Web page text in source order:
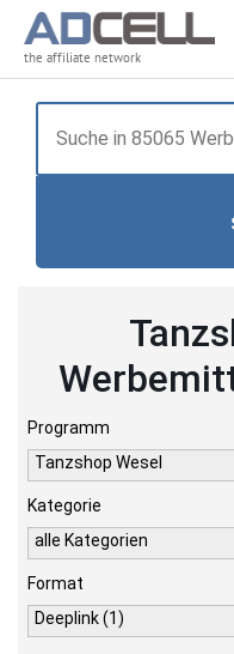
the affiliate network
Programm
Tanzshop Wesel
Kategorie
alle Kategorien
Format
Deeplink (1)